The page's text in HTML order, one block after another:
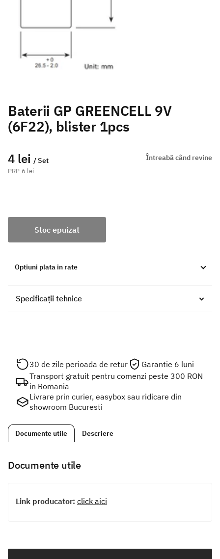
Baterii GP GREENCELL 9V
(6F22), blister 1pcs
4 lei / Set
6 lei
Întreabă când revine
Stoc epuizat
Optiuni plata in rate
Specificații tehnice
30 de zile perioada de retur
Garantie 6 luni
Transport gratuit pentru comenzi peste 300 RON
in Romania
Livrare prin curier, easybox sau ridicare din
showroom Bucuresti
Documente utile Descriere
Documente utile
Link producator: click aici